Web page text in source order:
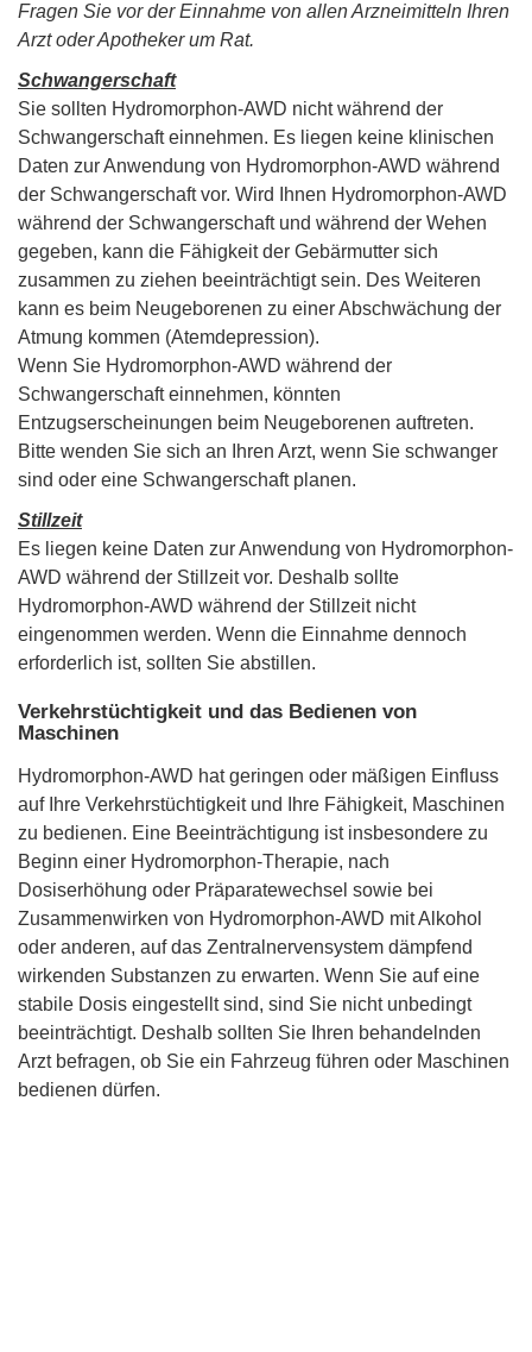
Fragen Sie vor der Einnahme von allen Arzneimitteln Ihren
Arzt oder Apotheker um Rat.
Schwangerschaft
Sie sollten Hydromorphon-AWD nicht während der
Schwangerschaft einnehmen. Es liegen keine klinischen
Daten zur Anwendung von Hydromorphon-AWD während
der Schwangerschaft vor. Wird Ihnen Hydromorphon-AWD
während der Schwangerschaft und während der Wehen
gegeben, kann die Fähigkeit der Gebärmutter sich
zusammen zu ziehen beeinträchtigt sein. Des Weiteren
kann es beim Neugeborenen zu einer Abschwächung der
Atmung kommen (Atemdepression).
Wenn Sie Hydromorphon-AWD während der
Schwangerschaft einnehmen, könnten
Entzugserscheinungen beim Neugeborenen auftreten.
Bitte wenden Sie sich an Ihren Arzt, wenn Sie schwanger
sind oder eine Schwangerschaft planen.
Stillzeit
Es liegen keine Daten zur Anwendung von Hydromorphon-
AWD während der Stillzeit vor. Deshalb sollte
Hydromorphon-AWD während der Stillzeit nicht
eingenommen werden. Wenn die Einnahme dennoch
erforderlich ist, sollten Sie abstillen.
Verkehrstüchtigkeit und das Bedienen von
Maschinen
Hydromorphon-AWD hat geringen oder mäßigen Einfluss
auf Ihre Verkehrstüchtigkeit und Ihre Fähigkeit, Maschinen
zu bedienen. Eine Beeinträchtigung ist insbesondere zu
Beginn einer Hydromorphon-Therapie, nach
Dosiserhöhung oder Präparatewechsel sowie bei
Zusammenwirken von Hydromorphon-AWD mit Alkohol
oder anderen, auf das Zentralnervensystem dämpfend
wirkenden Substanzen zu erwarten. Wenn Sie auf eine
stabile Dosis eingestellt sind, sind Sie nicht unbedingt
beeinträchtigt. Deshalb sollten Sie Ihren behandelnden
Arzt befragen, ob Sie ein Fahrzeug führen oder Maschinen
bedienen dürfen.